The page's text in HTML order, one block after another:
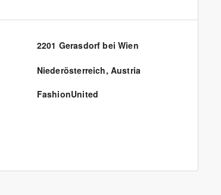
2201 Gerasdorf bei Wien
Niederösterreich, Austria
FashionUnited